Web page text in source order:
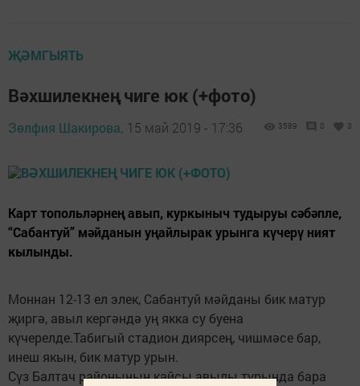
ҖӘМГЫЯТЬ
Вәхшилекнең чиге юк (+фото)
Зөлфия Шакирова, 15 май 2019 - 17:36 3589 0 3
Карт топольләрнең авып, куркыныч тудыруы сәбәпле,
“Сабантуй” мәйданын уңайлырак урынга күчерү ният
кылынды.
Моннан 12-13 ел элек, Сабантуй мәйданы бик матур
җиргә, авыл кергәндә уң якка су буена
күчерелде.Табигый стадион диярсең, чишмәсе бар,
инеш якын, бик матур урын.
Сүз Балтач районының кайсы авылы турында бара